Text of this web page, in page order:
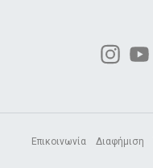
Επικοινωνία Διαφήμιση